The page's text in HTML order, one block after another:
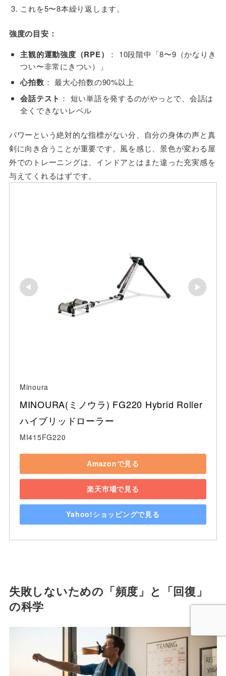
これを5〜8本繰り返します。
強度の目安：
主観的運動強度（RPE）
： 10段階中「8〜9（かなりき
つい〜非常にきつい）」
心拍数 ： 最大心拍数の90%以上
会話テスト ： 短い単語を発するのがやっとで、会話は
全くできないレベル
パワーという絶対的な指標がない分、自分の身体の声と真
剣に向き合うことが重要です。風を感じ、景色が変わる屋
外でのトレーニングは、インドアとはまた違った充実感を
与えてくれるはずです。
Minoura
MINOURA(ミノウラ) FG220 Hybrid Roller
ハイブリッドローラー
MI415FG220
Amazonで見る
楽天市場で見る
Yahoo!ショッピングで見る
失敗しないための「頻度」と「回復」
の科学